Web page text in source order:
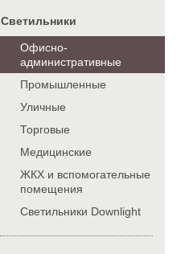
Cветильники
Офисно-
административные
Промышленные
Уличные
Торговые
Медицинские
ЖКХ и вспомогательные
помещения
Cветильники Downlight